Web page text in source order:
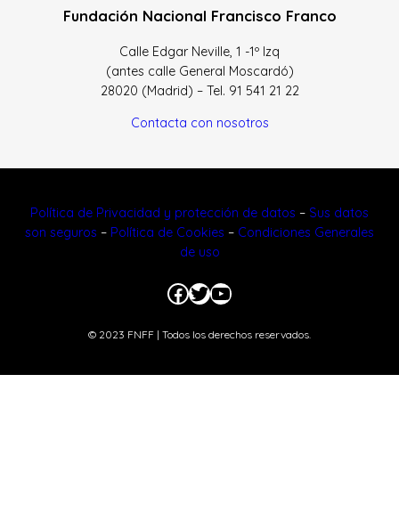
Fundación Nacional Francisco Franco
Calle Edgar Neville, 1 -1º Izq
(antes calle General Moscardó)
28020 (Madrid) – Tel. 91 541 21 22
Contacta con nosotros
Política de Privacidad y protección de datos – Sus datos
son seguros – Política de Cookies – Condiciones Generales
de uso
Facebook
Twitter
YouTube
© 2023 FNFF | Todos los derechos reservados.